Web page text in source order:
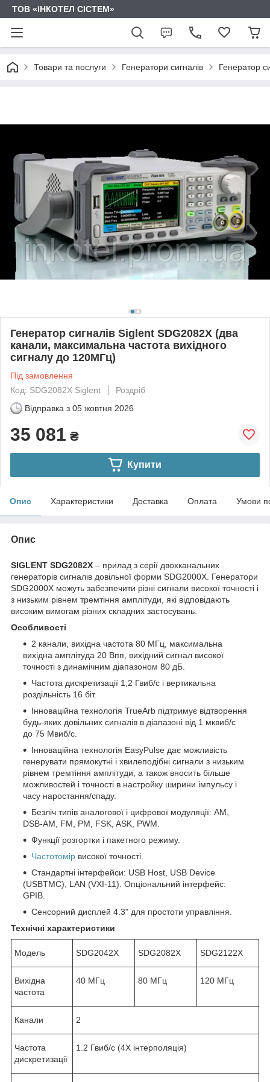
ТОВ «ІНКОТЕЛ СІСТЕМ»
Товари та послуги Генератори сигналів Генератор
Генератор сигналів Siglent SDG2082X (два
канали, максимальна частота вихідного
сигналу до 120МГц)
Під замовлення
Код: SDG2082X Siglent
Роздріб
Відправка з 05 жовтня 2026
35 081 ₴
Купити
Опис Характеристики Доставка Оплата Умови
Опис
SIGLENT SDG2082X – прилад з серії двохканальних
генераторів сигналів довільної форми SDG2000X. Генератори
SDG2000X можуть забезпечити різні сигнали високої точності і
з низьким рівнем тремтіння амплітуди, які відповідають
високим вимогам різних складних застосувань.
Особливості
2 канали, вихідна частота 80 МГц, максимальна
вихідна амплітуда 20 Впп, вихідний сигнал високої
точності з динамічним діапазоном 80 дБ.
Частота дискретизації 1,2 Гвиб/с і вертикальна
роздільність 16 біт.
Інноваційна технологія TrueArb підтримує відтворення
будь-яких довільних сигналів в діапазоні від 1 мквиб/с
до 75 Мвиб/с.
Інноваційна технологія EasyPulse дає можливість
генерувати прямокутні і хвилеподібні сигнали з низьким
рівнем тремтіння амплітуди, а також вносить більше
можливостей і точності в настройку ширини імпульсу і
часу наростання/спаду.
Безліч типів аналогової і цифрової модуляції: AM,
DSB-AM, FM, PM, FSK, ASK, PWM.
Функції розгортки і пакетного режиму.
Частотомір високої точності.
Стандартні інтерфейси: USB Host, USB Device
(USBTMC), LAN (VXI-11). Опціональний інтерфейс:
GPIB.
Сенсорний дисплей 4.3" для простоти управління.
Технічні характеристики
Модель SDG2042X SDG2082X SDG2122X
Вихідна
частота
40 МГц 80 МГц 120 МГц
Канали 2
Частота
дискретизації
1.2 Гвиб/с (4X інтерполяція)